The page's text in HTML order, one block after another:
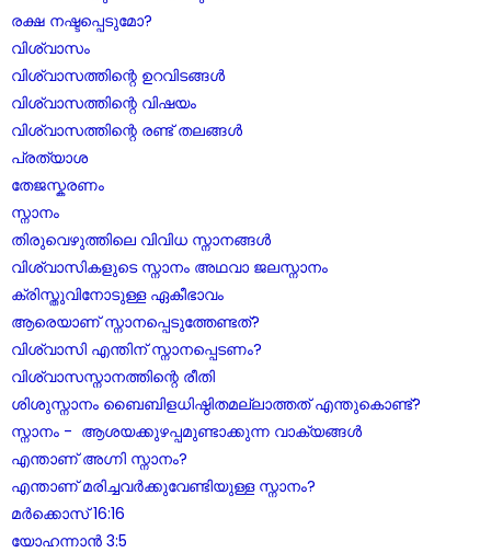
രക്ഷ നഷ്ടപ്പെടുമോ?
വിശ്വാസം
വിശ്വാസത്തിന്റെ ഉറവിടങ്ങൾ
വിശ്വാസത്തിന്റെ വിഷയം
വിശ്വാസത്തിന്റെ രണ്ട് തലങ്ങൾ
പ്രത്യാശ
തേജസ്കരണം
സ്നാനം
തിരുവെഴുത്തിലെ വിവിധ സ്നാനങ്ങൾ
വിശ്വാസികളുടെ സ്നാനം അഥവാ ജലസ്നാനം
ക്രിസ്തുവിനോടുള്ള ഏകീഭാവം
ആരെയാണ് സ്നാനപ്പെടുത്തേണ്ടത്?
വിശ്വാസി എന്തിന് സ്നാനപ്പെടണം?
വിശ്വാസസ്നാനത്തിന്റെ രീതി
ശിശുസ്നാനം ബൈബിളധിഷ്ഠിതമല്ലാത്തത് എന്തുകൊണ്ട്?
സ്നാനം - ആശയക്കുഴപ്പമുണ്ടാക്കുന്ന വാക്യങ്ങൾ
എന്താണ് അഗ്നി സ്നാനം?
എന്താണ് മരിച്ചവർക്കുവേണ്ടിയുള്ള സ്നാനം?
മർക്കൊസ് 16:16
യോഹന്നാൻ 3:5